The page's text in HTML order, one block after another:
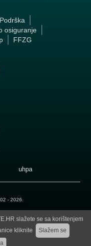
Podrška
osiguranje
FFZG
uhpa
- 2026.
slažete se sa korištenjem
kliknite
Slažem se